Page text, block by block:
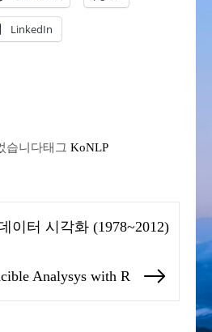
LinkedIn
습니다태그 KoNLP
이터 시각화 (1978~2012)
post:
Analysys with R